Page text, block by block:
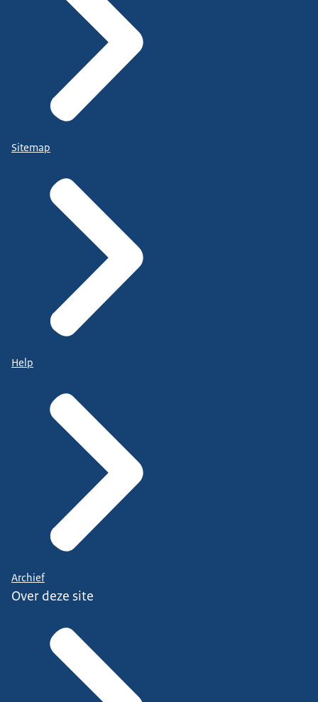
Sitemap
Help
Archief
Over deze site